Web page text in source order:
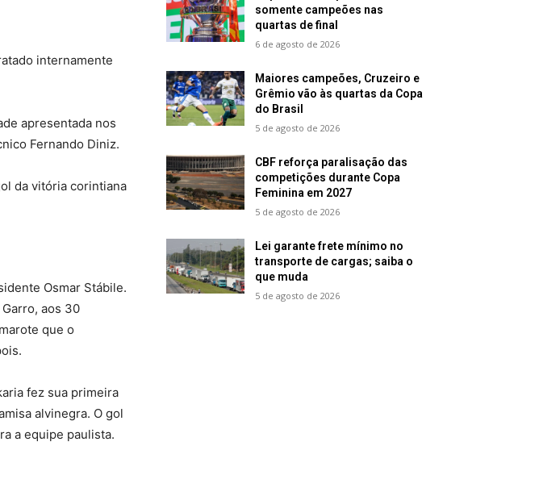
internamente
apresentada nos
Fernando Diniz.
da vitória corintiana
Osmar Stábile.
aos 30
que o
fez sua primeira
alvinegra. O gol
a equipe paulista.
somente campeões nas
quartas de final
6 de agosto de 2026
Maiores campeões, Cruzeiro e
Grêmio vão às quartas da Copa
do Brasil
5 de agosto de 2026
CBF reforça paralisação das
competições durante Copa
Feminina em 2027
5 de agosto de 2026
Lei garante frete mínimo no
transporte de cargas; saiba o
que muda
5 de agosto de 2026